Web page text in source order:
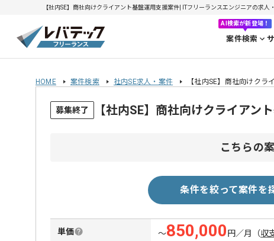
【社内SE】商社向けクライアント基盤運用支援案件| ITフリーランスエンジニアの求
AI検索が新登場！
案件検索
HOME 案件検索 社内SE求人・案件 【社内SE】商社向けクラ
募集終了 【社内SE】商社向けクライアン
こちらの
条件を絞って案件を
単価 〜850,000 円／月 （収